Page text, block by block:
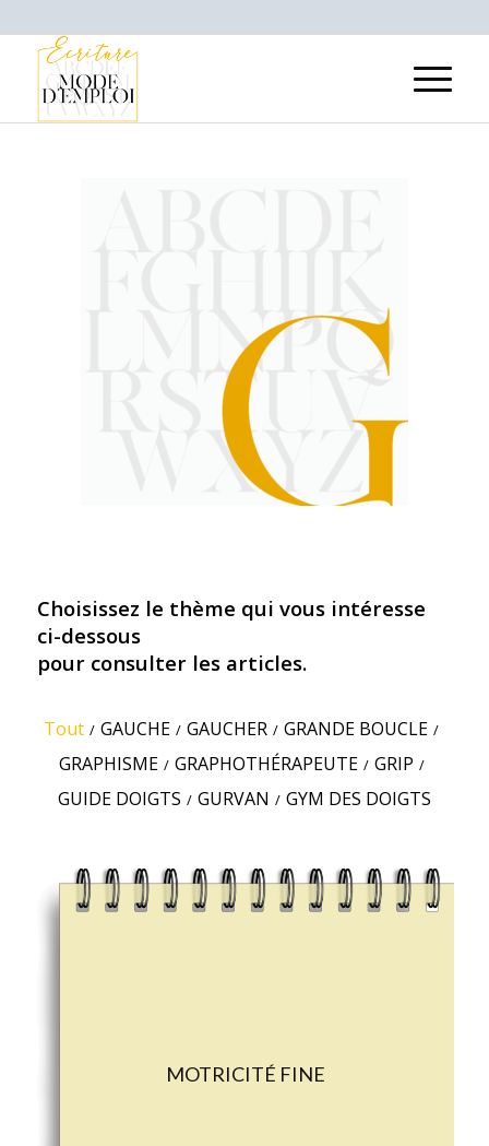
Choisissez le thème qui vous intéresse
ci-dessous
pour consulter les articles.
Tout / GAUCHE / GAUCHER / GRANDE BOUCLE /
GRAPHISME / GRAPHOTHÉRAPEUTE / GRIP /
GUIDE DOIGTS / GURVAN / GYM DES DOIGTS
MOTRICITÉ FINE